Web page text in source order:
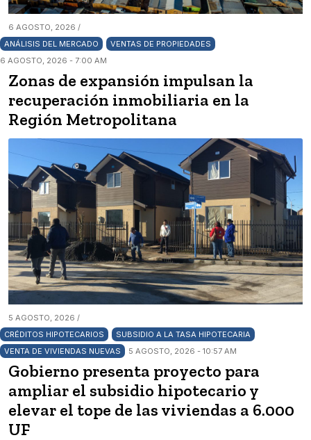
6 AGOSTO, 2026 /
ANÁLISIS DEL MERCADO
VENTAS DE PROPIEDADES
6 AGOSTO, 2026 - 7:00 AM
Zonas de expansión impulsan la
recuperación inmobiliaria en la
Región Metropolitana
5 AGOSTO, 2026 /
CRÉDITOS HIPOTECARIOS
SUBSIDIO A LA TASA HIPOTECARIA
VENTA DE VIVIENDAS NUEVAS
5 AGOSTO, 2026 - 10:57 AM
Gobierno presenta proyecto para
ampliar el subsidio hipotecario y
elevar el tope de las viviendas a 6.000
UF